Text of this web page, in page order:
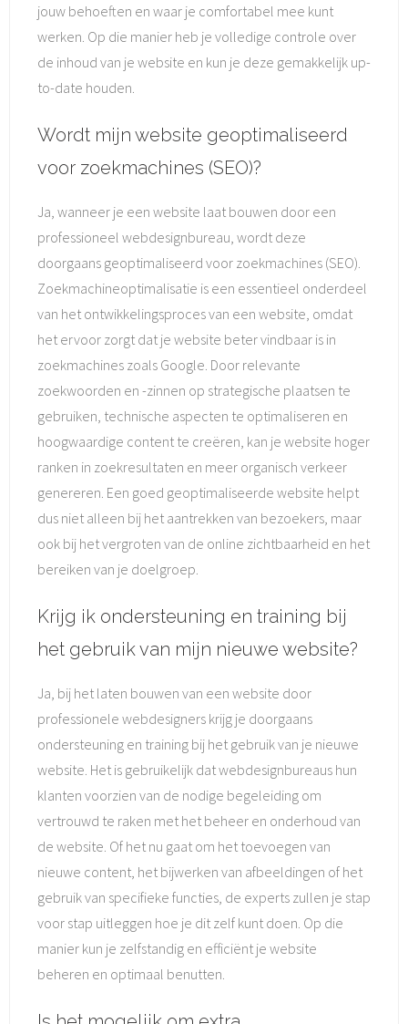
jouw behoeften en waar je comfortabel mee kunt
werken. Op die manier heb je volledige controle over
de inhoud van je website en kun je deze gemakkelijk up-
to-date houden.
Wordt mijn website geoptimaliseerd
voor zoekmachines (SEO)?
Ja, wanneer je een website laat bouwen door een
professioneel webdesignbureau, wordt deze
doorgaans geoptimaliseerd voor zoekmachines (SEO).
Zoekmachineoptimalisatie is een essentieel onderdeel
van het ontwikkelingsproces van een website, omdat
het ervoor zorgt dat je website beter vindbaar is in
zoekmachines zoals Google. Door relevante
zoekwoorden en -zinnen op strategische plaatsen te
gebruiken, technische aspecten te optimaliseren en
hoogwaardige content te creëren, kan je website hoger
ranken in zoekresultaten en meer organisch verkeer
genereren. Een goed geoptimaliseerde website helpt
dus niet alleen bij het aantrekken van bezoekers, maar
ook bij het vergroten van de online zichtbaarheid en het
bereiken van je doelgroep.
Krijg ik ondersteuning en training bij
het gebruik van mijn nieuwe website?
Ja, bij het laten bouwen van een website door
professionele webdesigners krijg je doorgaans
ondersteuning en training bij het gebruik van je nieuwe
website. Het is gebruikelijk dat webdesignbureaus hun
klanten voorzien van de nodige begeleiding om
vertrouwd te raken met het beheer en onderhoud van
de website. Of het nu gaat om het toevoegen van
nieuwe content, het bijwerken van afbeeldingen of het
gebruik van specifieke functies, de experts zullen je stap
voor stap uitleggen hoe je dit zelf kunt doen. Op die
manier kun je zelfstandig en efficiënt je website
beheren en optimaal benutten.